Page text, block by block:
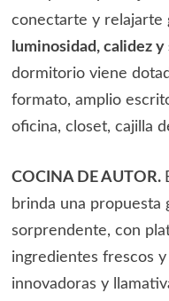
conectarte y relajarte
luminosidad, calidez
dormitorio viene
formato, amplio
oficina, closet, cajilla
COCINA DE AUTOR.
brinda una propuesta
sorprendente, con
ingredientes frescos
innovadoras y